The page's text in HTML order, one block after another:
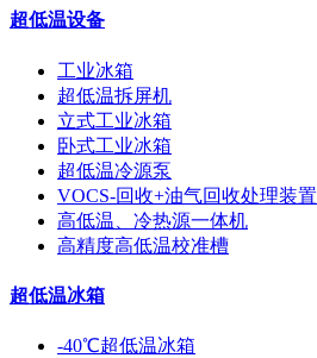
超低温设备
工业冰箱
超低温拆屏机
立式工业冰箱
卧式工业冰箱
超低温冷源泵
VOCS-回收+油气回收处理装置
高低温、冷热源一体机
高精度高低温校准槽
超低温冰箱
-40℃超低温冰箱